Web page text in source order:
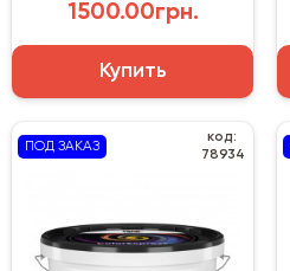
1500.00грн.
Купить
ПОД ЗАКАЗ
код:
78934